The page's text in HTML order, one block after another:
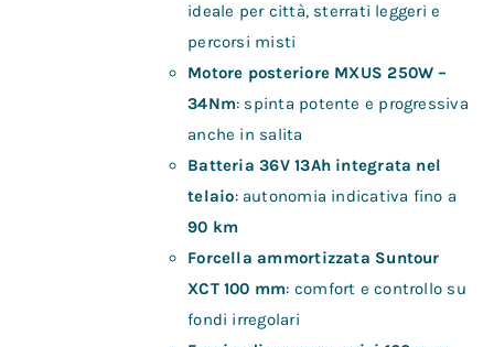
ideale per città, sterrati leggeri e
percorsi misti
Motore posteriore MXUS 250W –
34Nm: spinta potente e progressiva
anche in salita
Batteria 36V 13Ah integrata nel
telaio: autonomia indicativa fino a
90 km
Forcella ammortizzata Suntour
XCT 100 mm: comfort e controllo su
fondi irregolari